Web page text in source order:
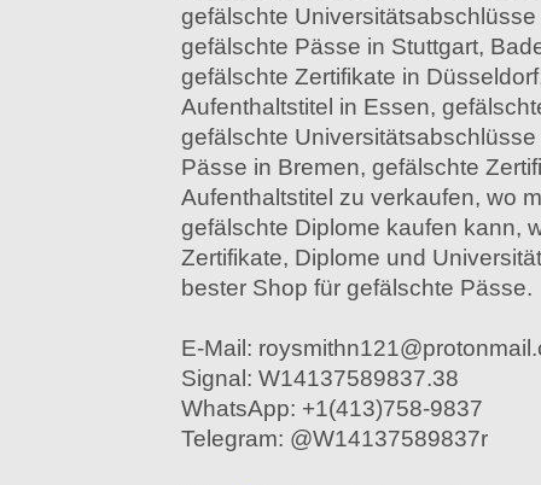
gefälschte
gefälschte Pässe in Stuttgart,
gefälschte Zertifikate in
Aufenthaltstitel in Essen,
gefälschte
Pässe in Bremen, gefälschte
Aufenthaltstitel zu verkaufen, wo
gefälschte Diplome kaufen kann,
Zertifikate, Diplome und
bester Shop für gefälschte Pässe.
E-Mail:
Signal: W14137589837.38
WhatsApp: +1(413)758-9837
Telegram: @W14137589837r